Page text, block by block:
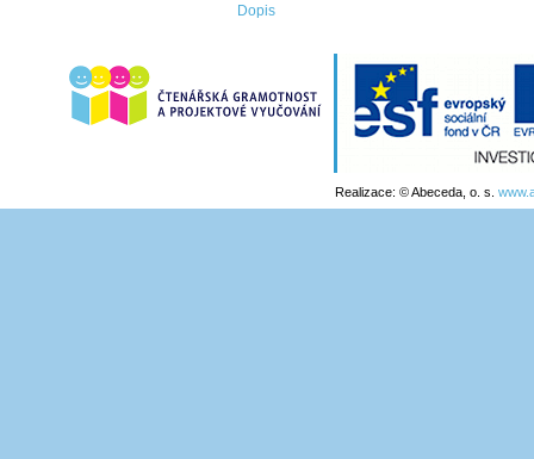
Dopis
Realizace: © Abeceda, o. s.